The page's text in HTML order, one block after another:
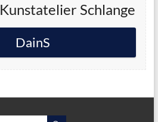
Schlange
DainS